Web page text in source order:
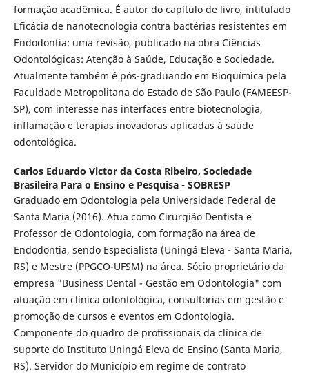
formação acadêmica. É autor do capítulo de livro, intitulado
Eficácia de nanotecnologia contra bactérias resistentes em
Endodontia: uma revisão, publicado na obra Ciências
Odontológicas: Atenção à Saúde, Educação e Sociedade.
Atualmente também é pós-graduando em Bioquímica pela
Faculdade Metropolitana do Estado de São Paulo (FAMEESP-
SP), com interesse nas interfaces entre biotecnologia,
inflamação e terapias inovadoras aplicadas à saúde
odontológica.
Carlos Eduardo Victor da Costa Ribeiro, Sociedade
Brasileira Para o Ensino e Pesquisa - SOBRESP
Graduado em Odontologia pela Universidade Federal de
Santa Maria (2016). Atua como Cirurgião Dentista e
Professor de Odontologia, com formação na área de
Endodontia, sendo Especialista (Uningá Eleva - Santa Maria,
RS) e Mestre (PPGCO-UFSM) na área. Sócio proprietário da
empresa "Business Dental - Gestão em Odontologia" com
atuação em clínica odontológica, consultorias em gestão e
promoção de cursos e eventos em Odontologia.
Componente do quadro de profissionais da clínica de
suporte do Instituto Uningá Eleva de Ensino (Santa Maria,
RS). Servidor do Município em regime de contrato